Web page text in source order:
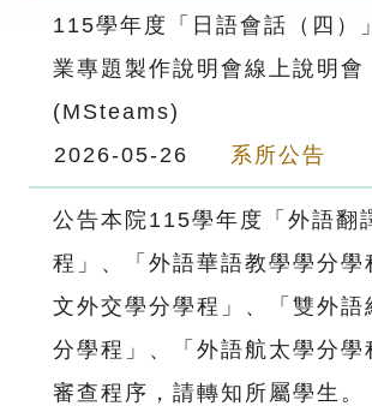
115學年度「日語會話（四）
業專題製作說明會線上說明會
(MSteams)
系所公告
2026-05-26
公告本院115學年度「外語翻
程」、「外語華語教學學分學
文外交學分學程」、「雙外語
分學程」、「外語航太學分學
審查程序，請轉知所屬學生。